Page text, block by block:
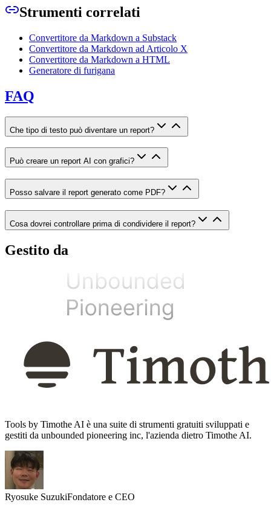
Strumenti correlati
Convertitore da Markdown a Substack
Convertitore da Markdown ad Articolo X
Convertitore da Markdown a HTML
Generatore di furigana
FAQ
Che tipo di testo può diventare un report?
Può creare un report AI con grafici?
Posso salvare il report generato come PDF?
Cosa dovrei controllare prima di condividere il report?
Gestito da
Tools by Timothe AI è una suite di strumenti gratuiti sviluppati e
gestiti da unbounded pioneering inc, l'azienda dietro Timothe AI.
Ryosuke SuzukiFondatore e CEO